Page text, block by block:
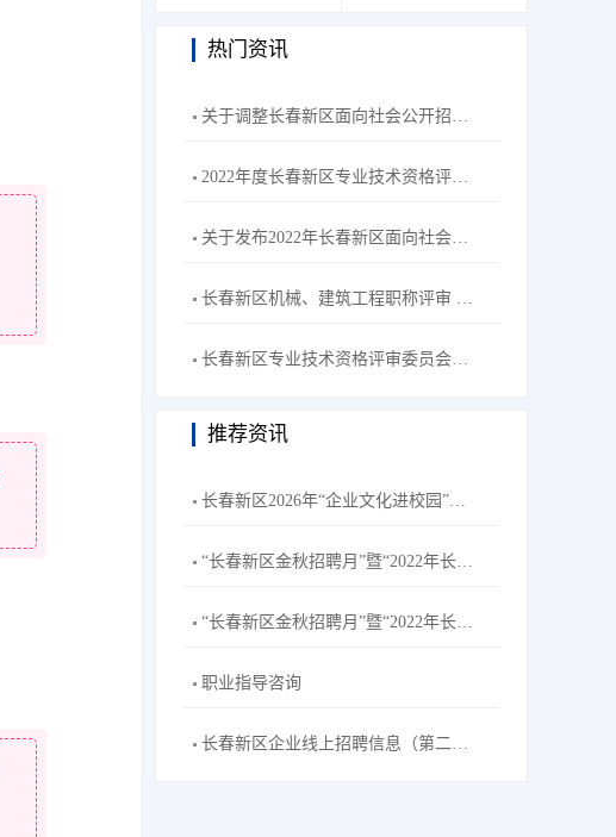
热门资讯
关于调整长春新区面向社会公开招聘工作人员笔试形式为线上笔试的通知
2022年度长春新区专业技术资格评审委员会机械、建筑工程专业评审拟通过人员名单公示
关于发布2022年长春新区面向社会公开招聘卫生系统工作人员笔试成绩的公告
长春新区机械、建筑工程职称评审 视频答辩通知
长春新区专业技术资格评审委员会医药、电子工程专业评审拟通过人员名单公示
推荐资讯
长春新区2026年“企业文化进校园”春季巡展活动
“长春新区金秋招聘月”暨“2022年长春新区招聘高校毕业生秋季专场”主题网络双选会--长春理工大学站活动公告
“长春新区金秋招聘月”暨“2022年长春新区招聘高校毕业生秋季专场”主题网络双选会--长春工业大学站活动公告
职业指导咨询
长春新区企业线上招聘信息（第二十五期）